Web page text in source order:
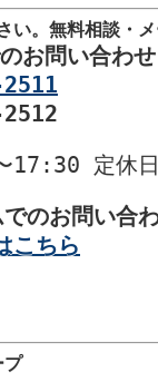
い。 無料相談・
お問い合わせ
17:30 定休日
のお問い合
こちら
プ